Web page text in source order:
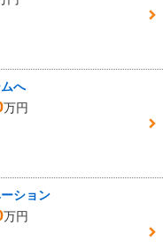
へ
万円
ション
万円